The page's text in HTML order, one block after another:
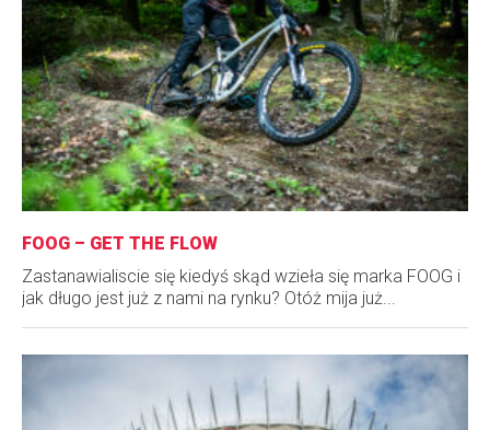
FOOG – GET THE FLOW
Zastanawialiscie się kiedyś skąd wzieła się marka FOOG i
jak długo jest już z nami na rynku? Otóż mija już...